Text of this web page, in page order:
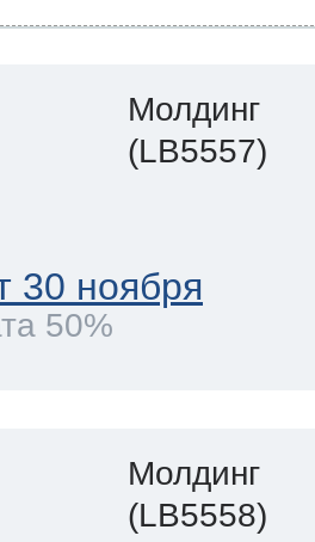
Молдинг
(LB5557)
30 ноября
50%
Молдинг
(LB5558)